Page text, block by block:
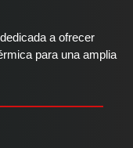
a ofrecer
para una amplia